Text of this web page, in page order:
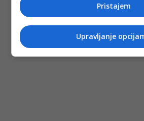
Pristajem
Upravljanje